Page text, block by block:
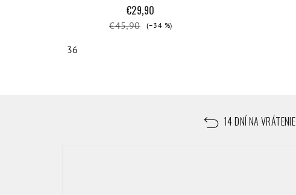
€29,90
€45,90 (–34 %)
36
14 DNÍ NA VRÁTENIE